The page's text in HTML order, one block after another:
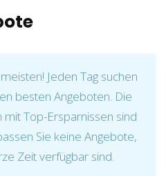
Jeden Tag suchen
besten Angeboten. Die
Top-Ersparnissen sind
Sie keine Angebote,
Zeit verfügbar sind.